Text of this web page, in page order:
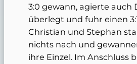
3:0 gewann, agierte auch
überlegt und fuhr einen
Christian und Stephan
nichts nach und
ihre Einzel. Im Anschluss